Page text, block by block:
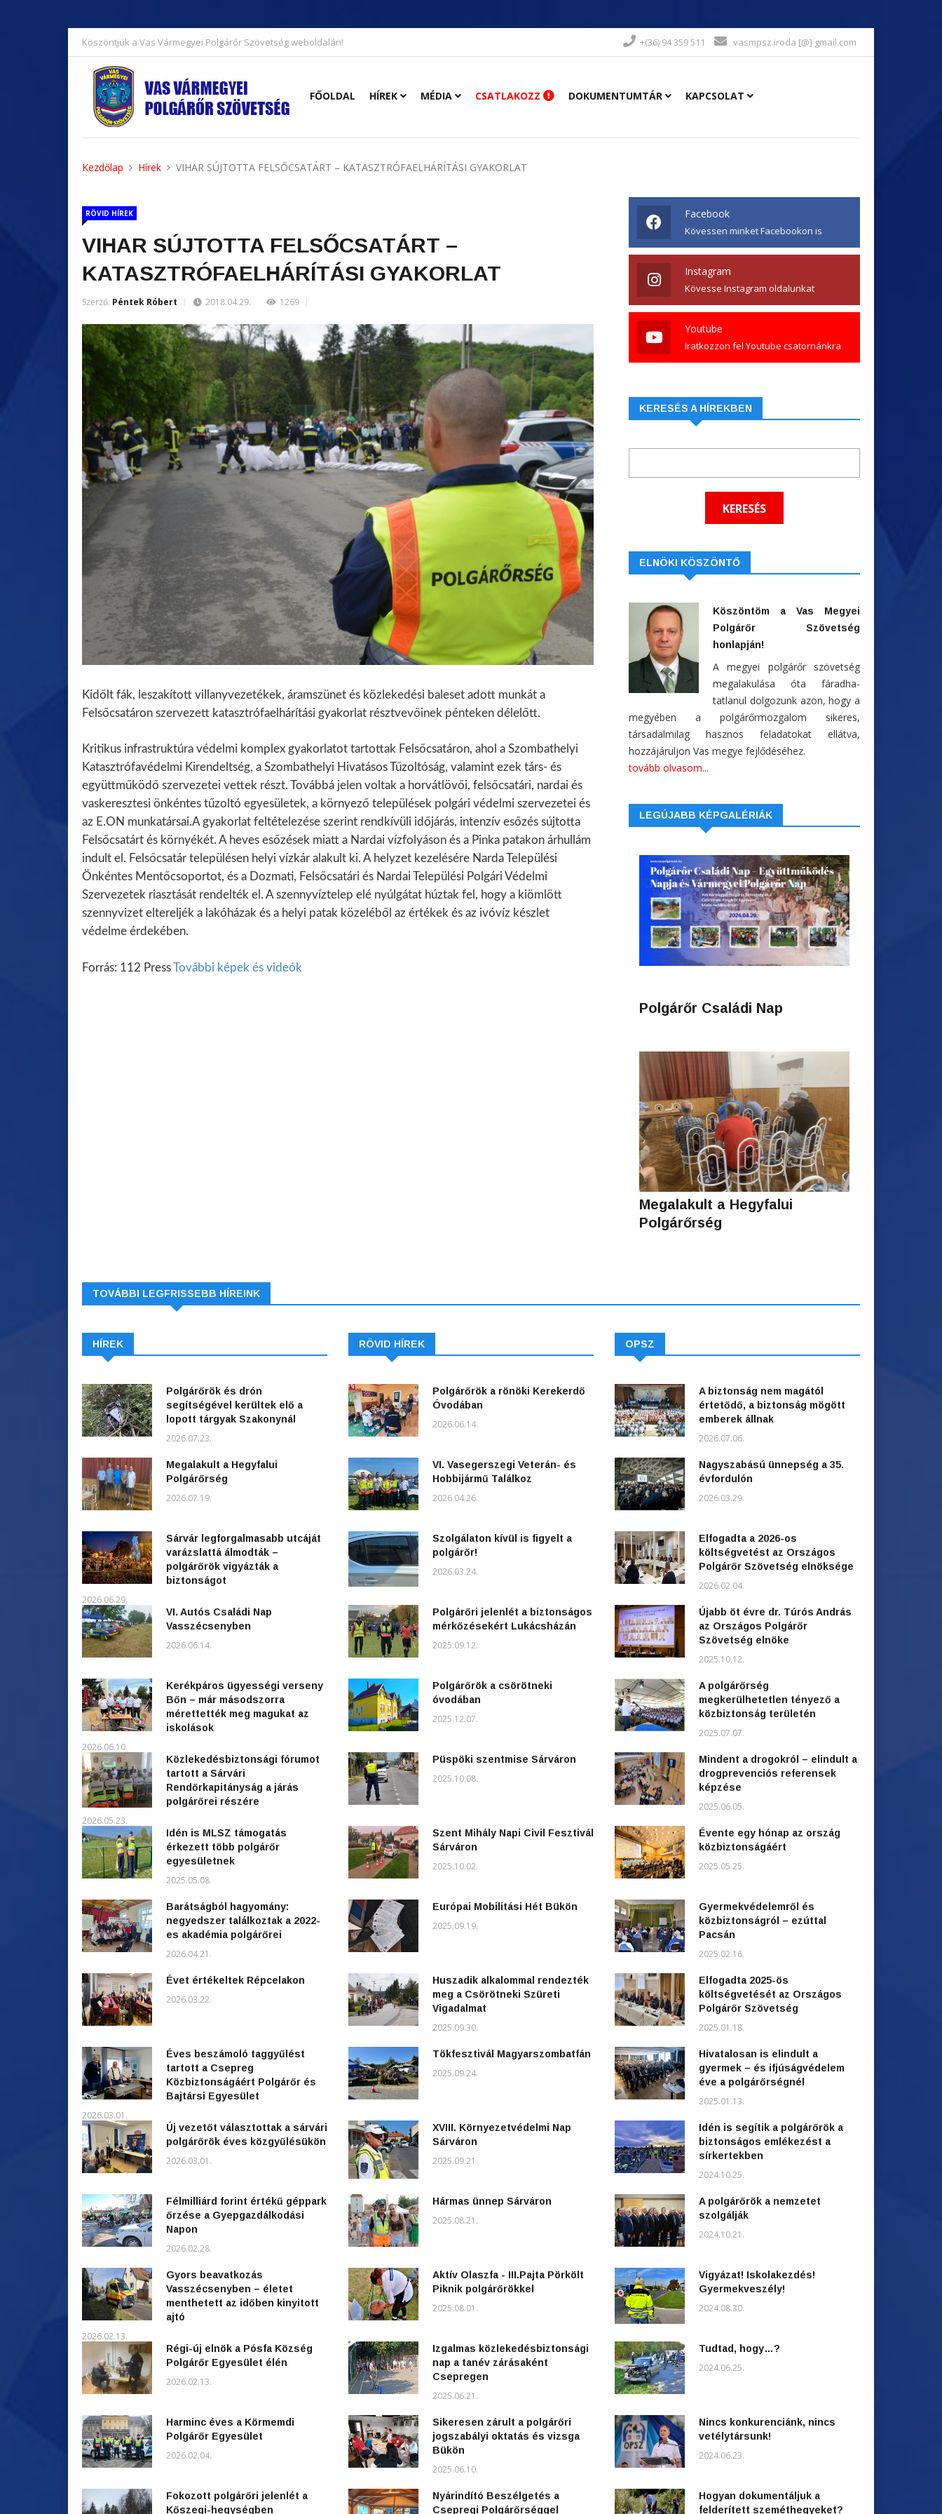
Köszöntjük a Vas Vármegyei Polgárőr Szövetség weboldalán! +(36) 94 359 511 vasmpsz.iroda [@] gmail.com
FŐOLDAL HÍREK MÉDIA CSATLAKOZZ DOKUMENTUMTÁR KAPCSOLAT
Kezdőlap Hírek VIHAR SÚJTOTTA FELSŐCSATÁRT – KATASZTRÓFAELHÁRÍTÁSI GYAKORLAT
RÖVID HÍREK
VIHAR SÚJTOTTA FELSŐCSATÁRT –
KATASZTRÓFAELHÁRÍTÁSI GYAKORLAT
Szerző: Péntek Róbert 2018.04.29. 1269
Kidőlt fák, leszakított villanyvezetékek, áramszünet és közlekedési baleset adott munkát a
Felsőcsatáron szervezett katasztrófaelhárítási gyakorlat résztvevőinek pénteken délelőtt.
Kritikus infrastruktúra védelmi komplex gyakorlatot tartottak Felsőcsatáron, ahol a Szombathelyi
Katasztrófavédelmi Kirendeltség, a Szombathelyi Hivatásos Tűzoltóság, valamint ezek társ- és
együttműködő szervezetei vettek részt. Továbbá jelen voltak a horvátlövői, felsőcsatári, nardai és
vaskeresztesi önkéntes tűzoltó egyesületek, a környező települések polgári védelmi szervezetei és
az E.ON munkatársai.A gyakorlat feltételezése szerint rendkívüli időjárás, intenzív esőzés sújtotta
Felsőcsatárt és környékét. A heves esőzések miatt a Nardai vízfolyáson és a Pinka patakon árhullám
indult el. Felsőcsatár településen helyi vízkár alakult ki. A helyzet kezelésére Narda Települési
Önkéntes Mentőcsoportot, és a Dozmati, Felsőcsatári és Nardai Települési Polgári Védelmi
Szervezetek riasztását rendelték el. A szennyvíztelep elé nyúlgátat húztak fel, hogy a kiömlött
szennyvizet eltereljék a lakóházak és a helyi patak közeléből az értékek és az ivóvíz készlet
védelme érdekében.
Forrás: 112 PressTovábbi képek és videók
Facebook
Kövessen minket Facebookon is
Instagram
Kövesse Instagram oldalunkat
Youtube
Iratkozzon fel Youtube csatornánkra
KERESÉS A HÍREKBEN
ELNÖKI KÖSZÖNTŐ
Köszöntöm a Vas Megyei
Polgárőr Szövetség
honlapján!
A megyei polgárőr szövetség
megalakulása óta fáradha-
tatlanul dolgozunk azon, hogy a
megyében a polgárőrmozgalom sikeres,
társadalmilag hasznos feladatokat ellátva,
hozzájáruljon Vas megye fejlődéséhez.
tovább olvasom...
LEGÚJABB KÉPGALÉRIÁK
Polgárőr Családi Nap
Megalakult a Hegyfalui
Polgárőrség
TOVÁBBI LEGFRISSEBB HÍREINK
HÍREK
Polgárőrök és drón
segítségével kerültek elő a
lopott tárgyak Szakonynál
2026.07.23.
Megalakult a Hegyfalui
Polgárőrség
2026.07.19.
Sárvár legforgalmasabb utcáját
varázslattá álmodták –
polgárőrök vigyázták a
biztonságot
2026.06.29.
VI. Autós Családi Nap
Vasszécsenyben
2026.06.14.
Kerékpáros ügyességi verseny
Bőn – már másodszorra
mérettették meg magukat az
iskolások
2026.06.10.
Közlekedésbiztonsági fórumot
tartott a Sárvári
Rendőrkapitányság a járás
polgárőrei részére
2026.05.23.
Idén is MLSZ támogatás
érkezett több polgárőr
egyesületnek
2025.05.08.
Barátságból hagyomány:
negyedszer találkoztak a 2022-
es akadémia polgárőrei
2026.04.21.
Évet értékeltek Répcelakon
2026.03.22.
Éves beszámoló taggyűlést
tartott a Csepreg
Közbiztonságáért Polgárőr és
Bajtársi Egyesület
2026.03.01.
Új vezetőt választottak a sárvári
polgárőrök éves közgyűlésükön
2026.03.01.
Félmilliárd forint értékű géppark
őrzése a Gyepgazdálkodási
Napon
2026.02.28.
Gyors beavatkozás
Vasszécsenyben – életet
menthetett az időben kinyitott
ajtó
2026.02.13.
Régi-új elnök a Pósfa Község
Polgárőr Egyesület élén
2026.02.13.
Harminc éves a Körmemdi
Polgárőr Egyesület
2026.02.04.
Fokozott polgárőri jelenlét a
Kőszegi-hegységben
RÖVID HÍREK
Polgárőrök a rönöki Kerekerdő
Óvodában
2026.06.14.
VI. Vasegerszegi Veterán- és
Hobbijármű Találkoz
2026.04.26.
Szolgálaton kívül is figyelt a
polgárőr!
2026.03.24.
Polgárőri jelenlét a biztonságos
mérkőzésekért Lukácsházán
2025.09.12.
Polgárőrök a csörötneki
óvodában
2025.12.07.
Püspöki szentmise Sárváron
2025.10.08.
Szent Mihály Napi Civil Fesztivál
Sárváron
2025.10.02.
Európai Mobilitási Hét Bükön
2025.09.19.
Huszadik alkalommal rendezték
meg a Csörötneki Szüreti
Vigadalmat
2025.09.30.
Tökfesztivál Magyarszombatfán
2025.09.24.
XVIII. Környezetvédelmi Nap
Sárváron
2025.09.21.
Hármas ünnep Sárváron
2025.08.21.
Aktív Olaszfa - III.Pajta Pörkölt
Piknik polgárőrökkel
2025.08.01.
Izgalmas közlekedésbiztonsági
nap a tanév zárásaként
Csepregen
2025.06.21.
Sikeresen zárult a polgárőri
jogszabályi oktatás és vizsga
Bükön
2025.06.10.
Nyárindító Beszélgetés a
Csepregi Polgárőrséggel
OPSZ
A biztonság nem magától
értetődő, a biztonság mögött
emberek állnak
2026.07.06.
Nagyszabású ünnepség a 35.
évfordulón
2026.03.29.
Elfogadta a 2026-os
költségvetést az Országos
Polgárőr Szövetség elnöksége
2026.02.04.
Újabb öt évre dr. Túrós András
az Országos Polgárőr
Szövetség elnöke
2025.10.12.
A polgárőrség
megkerülhetetlen tényező a
közbiztonság területén
2025.07.07.
Mindent a drogokról – elindult a
drogprevenciós referensek
képzése
2025.06.05.
Évente egy hónap az ország
közbiztonságáért
2025.05.25.
Gyermekvédelemről és
közbiztonságról – ezúttal
Pacsán
2025.02.16.
Elfogadta 2025-ös
költségvetését az Országos
Polgárőr Szövetség
2025.01.18.
Hivatalosan is elindult a
gyermek – és ifjúságvédelem
éve a polgárőrségnél
2025.01.13.
Idén is segítik a polgárőrök a
biztonságos emlékezést a
sírkertekben
2024.10.25.
A polgárőrök a nemzetet
szolgálják
2024.10.21.
Vigyázat! Iskolakezdés!
Gyermekveszély!
2024.08.30.
Tudtad, hogy…?
2024.06.25.
Nincs konkurenciánk, nincs
vetélytársunk!
2024.06.23.
Hogyan dokumentáljuk a
felderített szeméthegyeket?